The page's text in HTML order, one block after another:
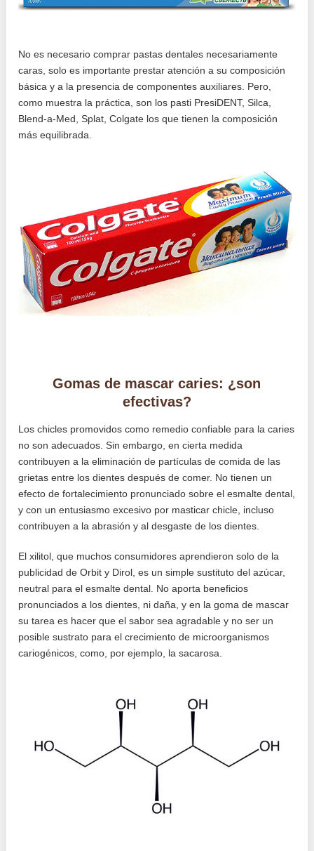
No es necesario comprar pastas dentales necesariamente
caras, solo es importante prestar atención a su composición
básica y a la presencia de componentes auxiliares. Pero,
como muestra la práctica, son los pasti PresiDENT, Silca,
Blend-a-Med, Splat, Colgate los que tienen la composición
más equilibrada.
Gomas de mascar caries: ¿son
efectivas?
Los chicles promovidos como remedio confiable para la caries
no son adecuados. Sin embargo, en cierta medida
contribuyen a la eliminación de partículas de comida de las
grietas entre los dientes después de comer. No tienen un
efecto de fortalecimiento pronunciado sobre el esmalte dental,
y con un entusiasmo excesivo por masticar chicle, incluso
contribuyen a la abrasión y al desgaste de los dientes.
El xilitol, que muchos consumidores aprendieron solo de la
publicidad de Orbit y Dirol, es un simple sustituto del azúcar,
neutral para el esmalte dental. No aporta beneficios
pronunciados a los dientes, ni daña, y en la goma de mascar
su tarea es hacer que el sabor sea agradable y no ser un
posible sustrato para el crecimiento de microorganismos
cariogénicos, como, por ejemplo, la sacarosa.